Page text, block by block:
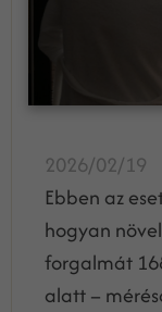
2026/02/19
Ebben az
hogyan
forgalmát
alatt –